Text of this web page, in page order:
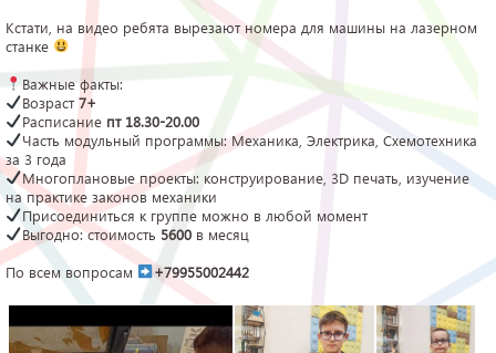
Кстати, на видео ребята вырезают номера для машины на лазерном
станке
Важные факты:
Возраст7+
Расписание пт 18.30-20.00
Часть модульный программы: Механика, Электрика, Схемотехника
за 3 года
Многоплановые проекты: конструирование, 3D печать, изучение
на практике законов механики
Присоединиться к группе можно в любой момент
Выгодно: стоимость 5600 в месяц
По всем вопросам
+79955002442